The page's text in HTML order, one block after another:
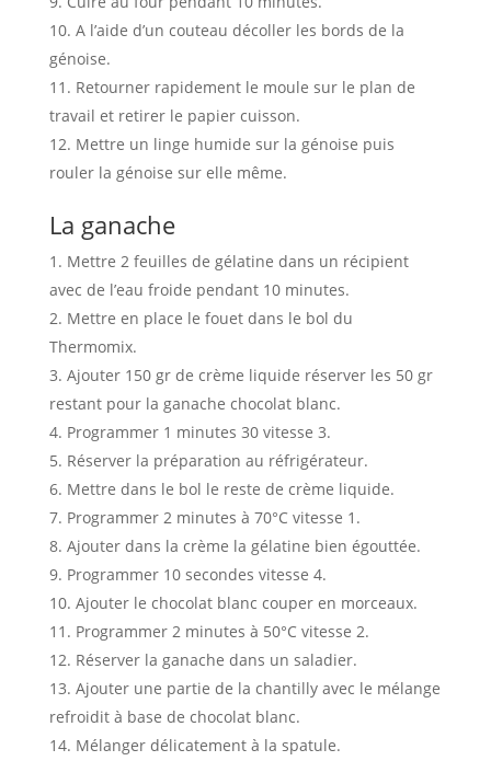
A l’aide d’un couteau décoller les bords de la
génoise.
Retourner rapidement le moule sur le plan de
travail et retirer le papier cuisson.
Mettre un linge humide sur la génoise puis
rouler la génoise sur elle même.
La ganache
Mettre 2 feuilles de gélatine dans un récipient
avec de l’eau froide pendant 10 minutes.
Mettre en place le fouet dans le bol du
Thermomix.
Ajouter 150 gr de crème liquide réserver les 50 gr
restant pour la ganache chocolat blanc.
Programmer 1 minutes 30 vitesse 3.
Réserver la préparation au réfrigérateur.
Mettre dans le bol le reste de crème liquide.
Programmer 2 minutes à 70°C vitesse 1.
Ajouter dans la crème la gélatine bien égouttée.
Programmer 10 secondes vitesse 4.
Ajouter le chocolat blanc couper en morceaux.
Programmer 2 minutes à 50°C vitesse 2.
Réserver la ganache dans un saladier.
Ajouter une partie de la chantilly avec le mélange
refroidit à base de chocolat blanc.
Mélanger délicatement à la spatule.